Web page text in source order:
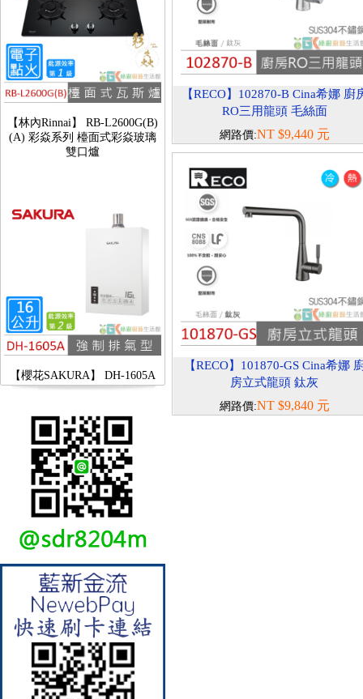
【林內Rinnai】 RB-L2600G(B)
(A) 彩焱系列 檯面式彩焱玻璃
雙口爐
【櫻花SAKURA】 DH-1605A
16公升/分 數位恆溫 LCD溫度設
定 分段火排
【林內Rinnai】 RB-L2600S(A)
彩焱系列 檯面式彩焱不銹鋼雙
口爐
【RECO】102870-B Cina希娜 廚
RO三用龍頭 毛絲面
網路價:NT $9,440 元
【RECO】101870-GS Cina希娜
房立式龍頭 鈦灰
網路價:NT $9,840 元